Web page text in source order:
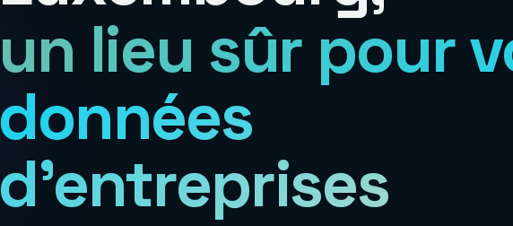
un lieu sûr pour
données
d'entreprises